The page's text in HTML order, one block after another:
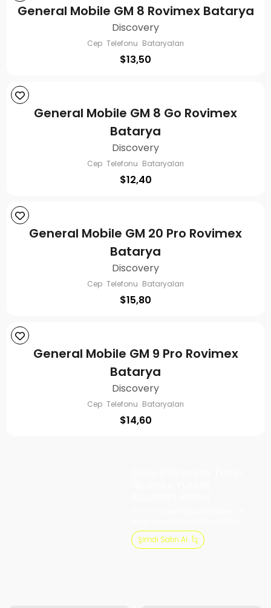
General Mobile GM 8 Rovimex Batarya
Discovery
Cep Telefonu Bataryaları
$13,50
General Mobile GM 8 Go Rovimex
Batarya
Discovery
Cep Telefonu Bataryaları
$12,40
General Mobile GM 20 Pro Rovimex
Batarya
Discovery
Cep Telefonu Bataryaları
$15,80
General Mobile GM 9 Pro Rovimex
Batarya
Discovery
Cep Telefonu Bataryaları
$14,60
Şimdi Satın Al